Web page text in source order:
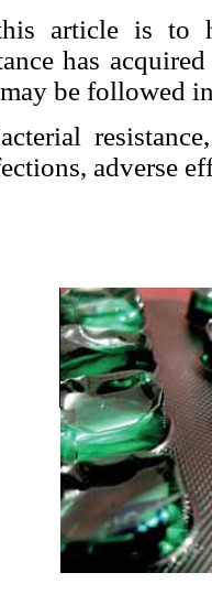
article is to
has
be followed
adverse